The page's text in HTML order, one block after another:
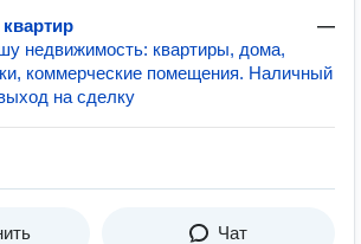
—
недвижимость: квартиры, дома,
коммерческие помещения. Наличный
на сделку
Чат